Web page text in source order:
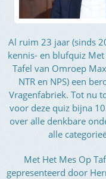
Al ruim 23 jaar (sinds
kennis- en blufquiz
Tafel van Omroep
NTR en NPS) een
Vragenfabriek. Tot nu
voor deze quiz bijna
over alle denkbare
alle
Met Het Mes Op
gepresenteerd door